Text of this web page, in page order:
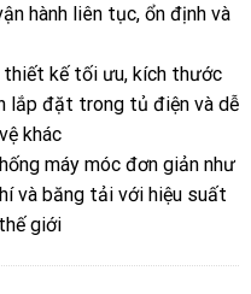
hành liên tục, ổn định và
kế tối ưu, kích thước
lắp đặt trong tủ điện và dễ
khác
máy móc đơn giản như
và băng tải với hiệu suất
giới